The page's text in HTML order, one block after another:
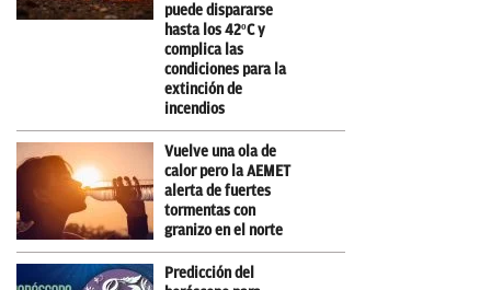
puede dispararse
hasta los 42ºC y
complica las
condiciones para la
extinción de
incendios
Vuelve una ola de
calor pero la AEMET
alerta de fuertes
tormentas con
granizo en el norte
Predicción del